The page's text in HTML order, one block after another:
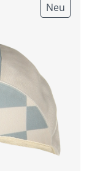
Neu